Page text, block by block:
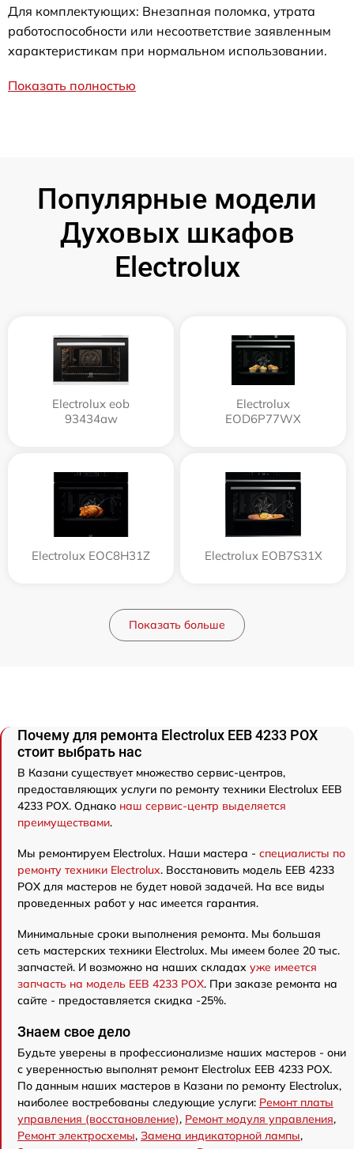
Для комплектующих: Внезапная поломка, утрата
работоспособности или несоответствие заявленным
характеристикам при нормальном использовании.
Показать полностью
Популярные модели
Духовых шкафов
Electrolux
Electrolux eob
93434aw
Electrolux
EOD6P77WX
Electrolux EOC8H31Z Electrolux EOB7S31X
Показать больше
Почему для ремонта Electrolux EEB 4233 POX
стоит выбрать нас
В Казани существует множество сервис-центров,
предоставляющих услуги по ремонту техники Electrolux EEB
4233 POX. Однако наш сервис-центр выделяется
преимуществами.
Мы ремонтируем Electrolux. Наши мастера - специалисты по
ремонту техники Electrolux. Восстановить модель EEB 4233
POX для мастеров не будет новой задачей. На все виды
проведенных работ у нас имеется гарантия.
Минимальные сроки выполнения ремонта. Мы большая
сеть мастерских техники Electrolux. Мы имеем более 20 тыс.
запчастей. И возможно на наших складах уже имеется
запчасть на модель EEB 4233 POX. При заказе ремонта на
сайте - предоставляется скидка -25%.
Знаем свое дело
Будьте уверены в профессионализме наших мастеров - они
с уверенностью выполнят ремонт Electrolux EEB 4233 POX.
По данным наших мастеров в Казани по ремонту Electrolux,
наиболее востребованы следующие услуги: Ремонт платы
управления (восстановление), Ремонт модуля управления,
Ремонт электросхемы, Замена индикаторной лампы,